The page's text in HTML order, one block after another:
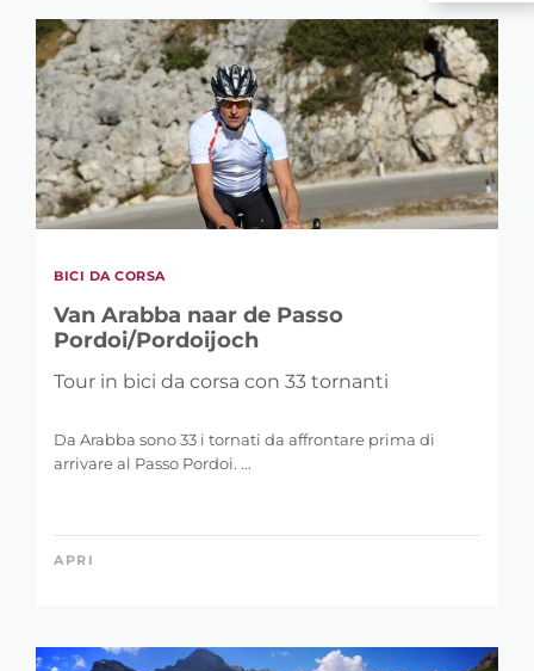
BICI DA CORSA
Van Arabba naar de Passo
Pordoi/Pordoijoch
Tour in bici da corsa con 33 tornanti
Da Arabba sono 33 i tornati da affrontare prima di
arrivare al Passo Pordoi. ...
APRI